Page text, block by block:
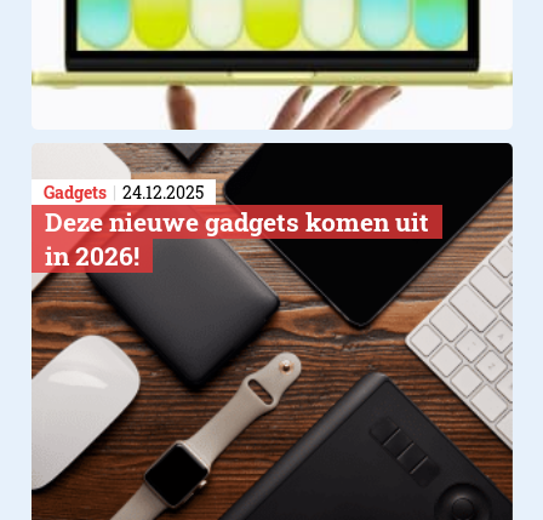
Gadgets 24.12.2025
Deze nieuwe gadgets komen uit
in 2026!